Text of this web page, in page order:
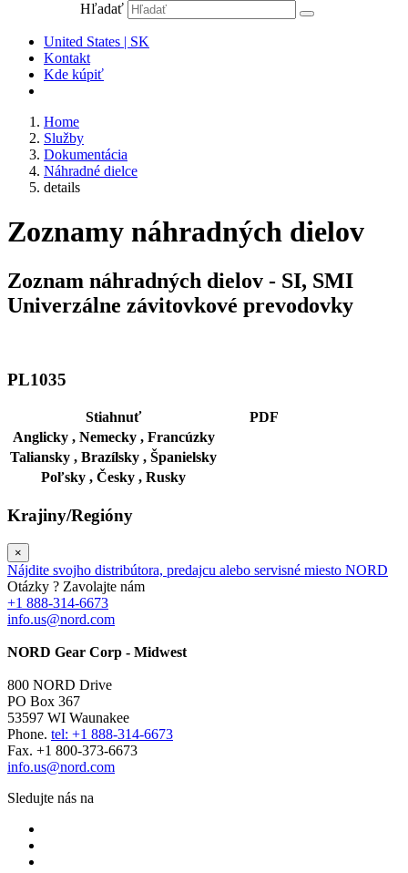
Hľadať
United States | SK
Kontakt
Kde kúpiť
Home
Služby
Dokumentácia
Náhradné dielce
details
Zoznamy náhradných dielov
Zoznam náhradných dielov - SI, SMI
Univerzálne závitovkové prevodovky
PL1035
Stiahnuť
PDF
Anglicky , Nemecky , Francúzky
Taliansky , Brazílsky , Španielsky
Poľsky , Česky , Rusky
Krajiny/Regióny
×
Nájdite svojho distribútora, predajcu alebo servisné miesto NORD
Otázky ? Zavolajte nám
+1 888-314-6673
info.us@nord.com
NORD Gear Corp - Midwest
800 NORD Drive
PO Box 367
53597 WI Waunakee
Phone. tel: +1 888-314-6673
Fax. +1 800-373-6673
info.us@nord.com
Sledujte nás na